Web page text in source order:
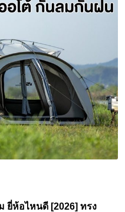
ยี่ห้อไหนดี [2026] ทรง